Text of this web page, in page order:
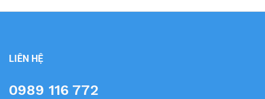
LIÊN HỆ
0989 116 772